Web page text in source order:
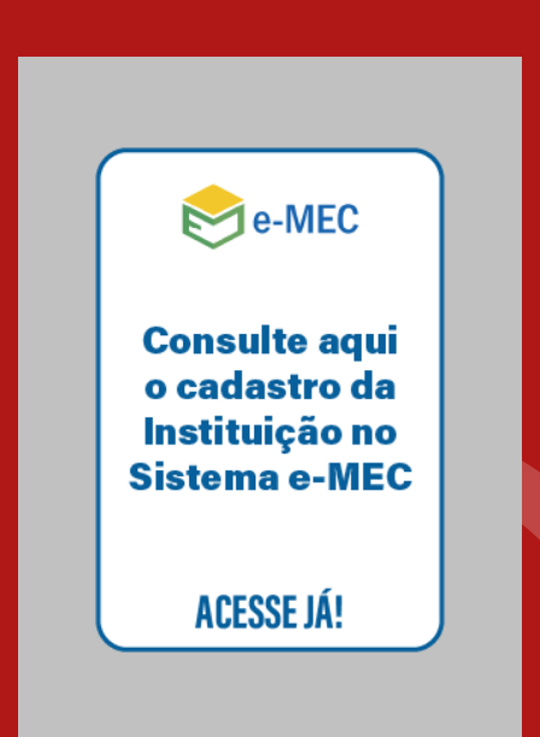
07.11.2024
Equipe de saltos ornamentais
do Mackenzie Brasília
Gravação do projeto “Mais de
31 mil vozes com a Palavra” é
realizado no Colégio
Mackenzie Brasília
25.10.2024
Brasília conquistam medalhas
em importantes competições
de Matemática
04.10.2024